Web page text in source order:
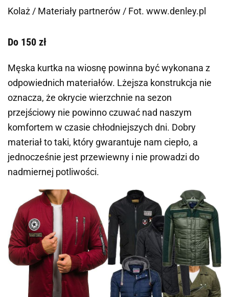
Kolaż / Materiały partnerów / Fot. www.denley.pl
Do 150 zł
Męska kurtka na wiosnę powinna być wykonana z
odpowiednich materiałów. Lżejsza konstrukcja nie
oznacza, że okrycie wierzchnie na sezon
przejściowy nie powinno czuwać nad naszym
komfortem w czasie chłodniejszych dni. Dobry
materiał to taki, który gwarantuje nam ciepło, a
jednocześnie jest przewiewny i nie prowadzi do
nadmiernej potliwości.